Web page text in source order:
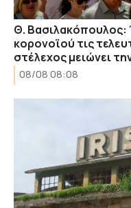
Θ. Βασιλακόπουλος:
κορονοϊού τις
στέλεχος μειώνει
08/08 08:08